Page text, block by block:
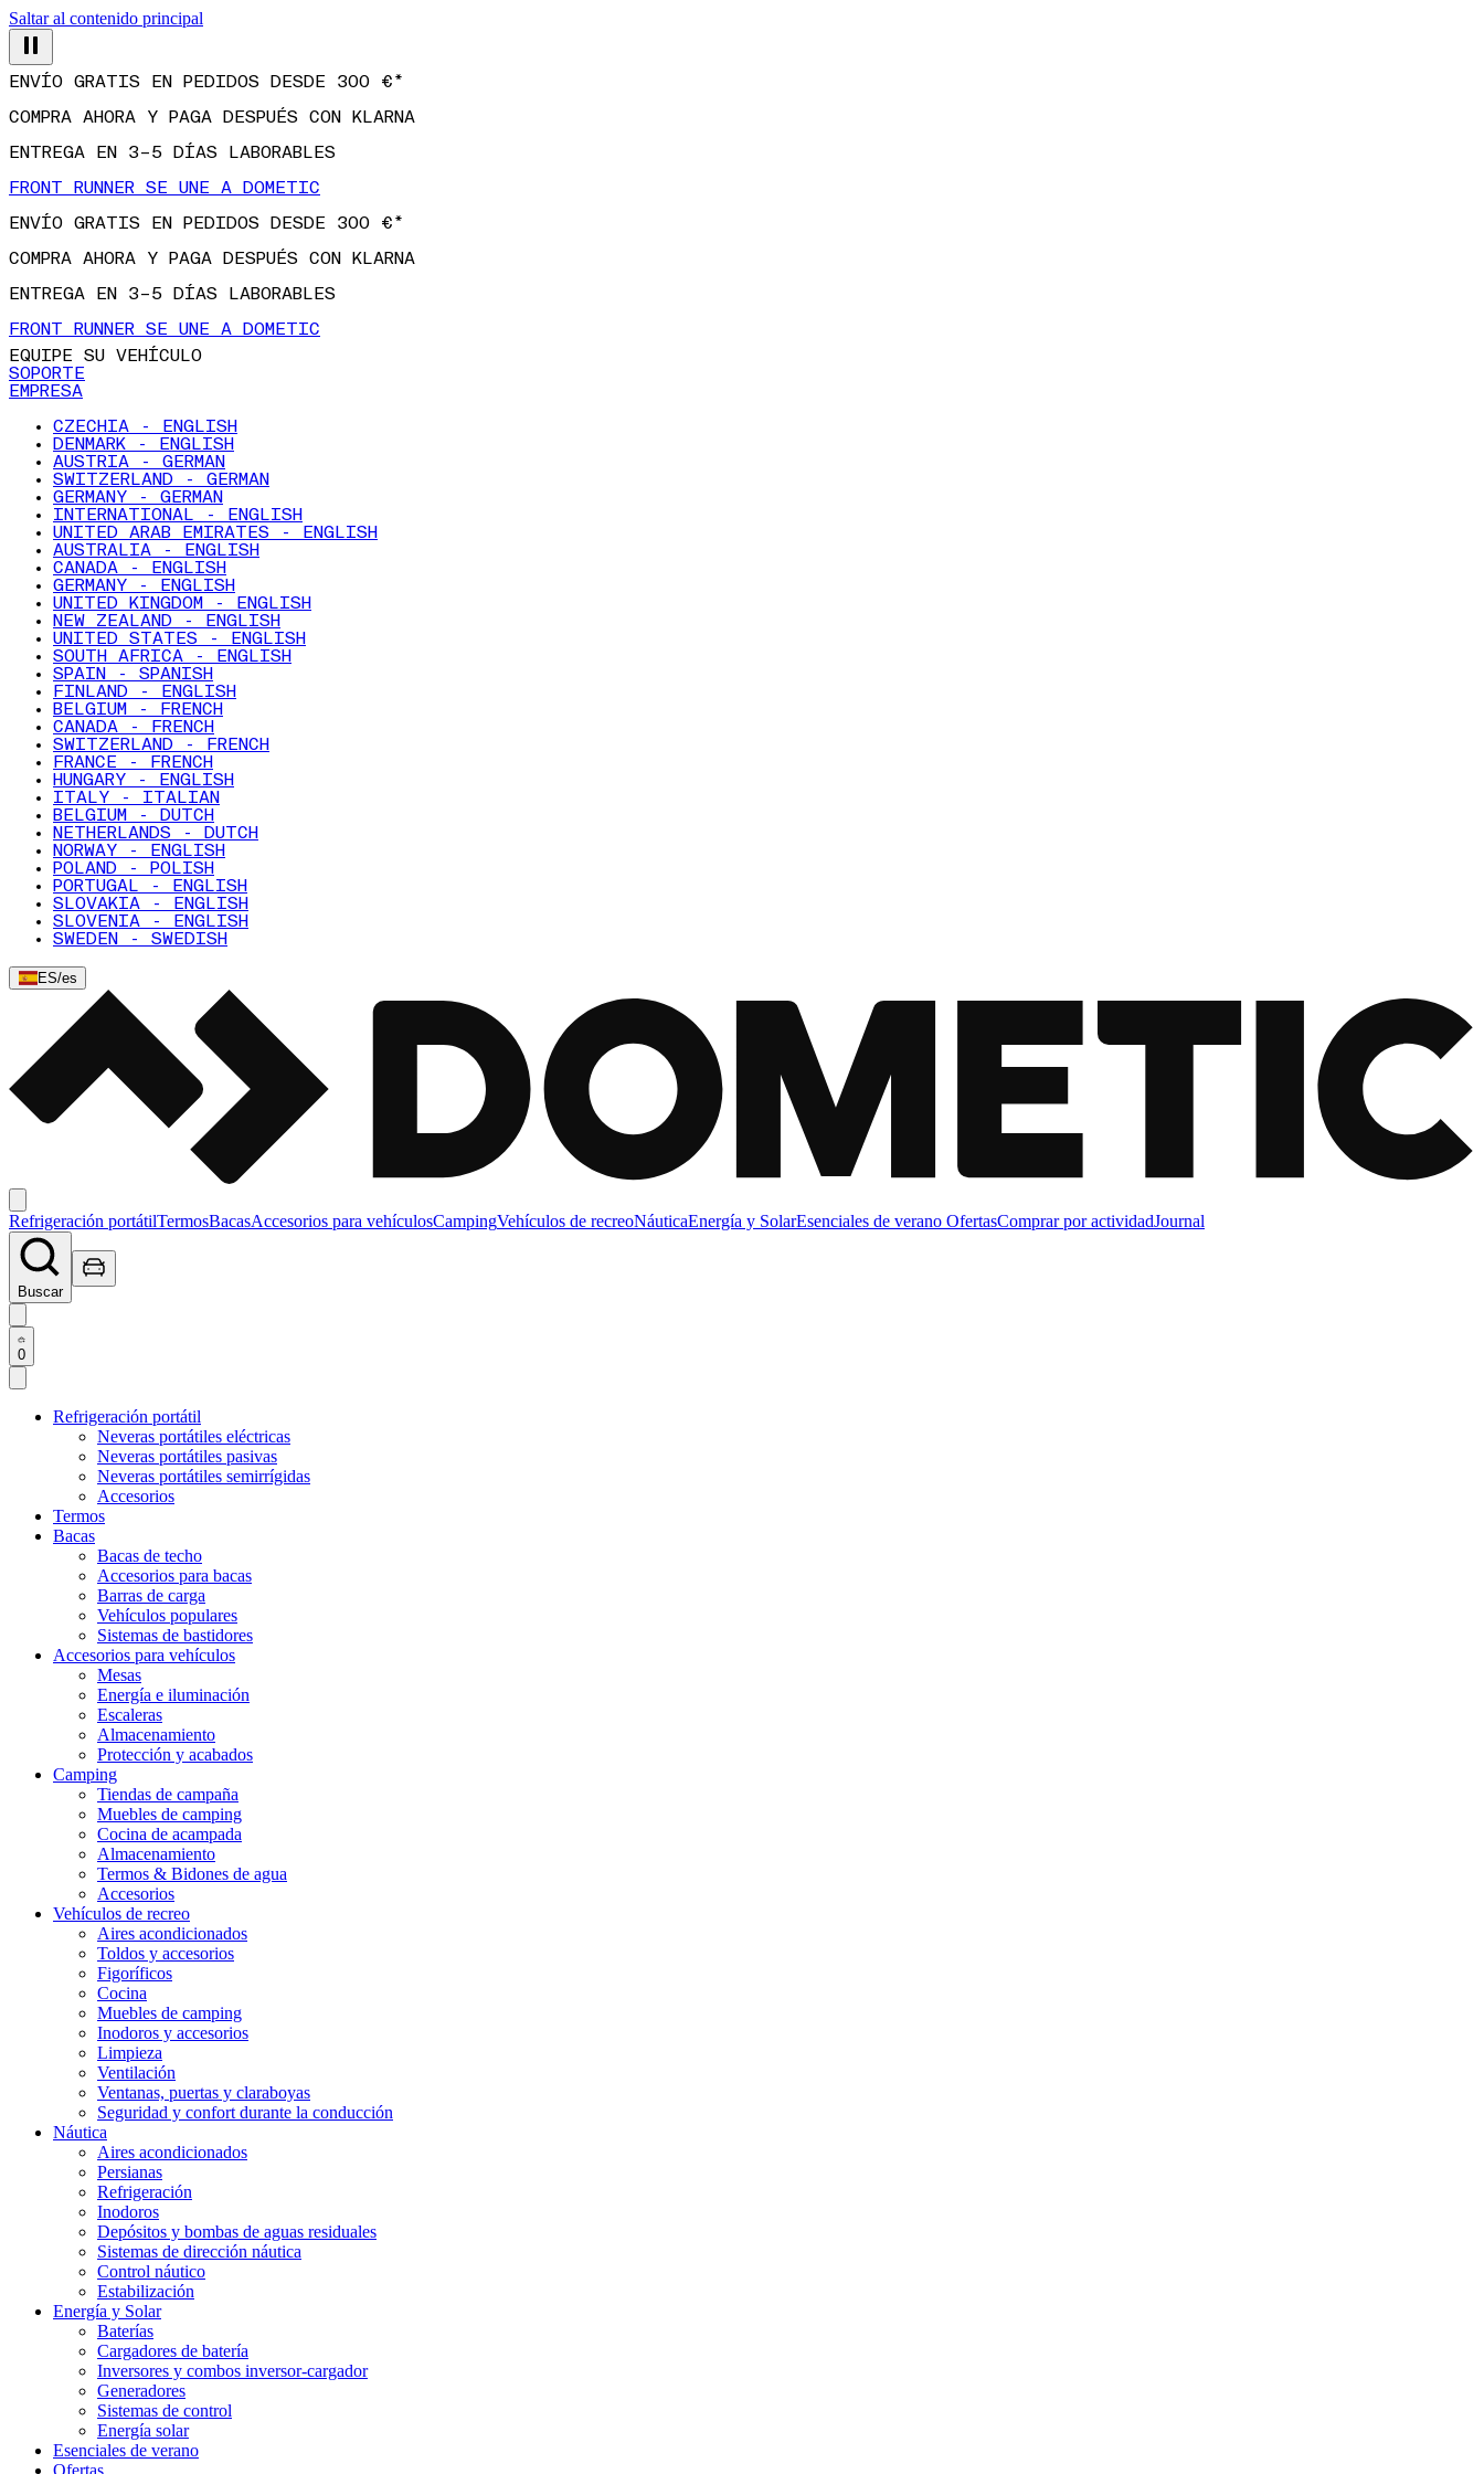
Saltar al contenido principal
ENVÍO GRATIS EN PEDIDOS DESDE 300 €*
COMPRA AHORA Y PAGA DESPUÉS CON KLARNA
ENTREGA EN 3–5 DÍAS LABORABLES
FRONT RUNNER SE UNE A DOMETIC
ENVÍO GRATIS EN PEDIDOS DESDE 300 €*
COMPRA AHORA Y PAGA DESPUÉS CON KLARNA
ENTREGA EN 3–5 DÍAS LABORABLES
FRONT RUNNER SE UNE A DOMETIC
EQUIPE SU VEHÍCULO
SOPORTE
EMPRESA
CZECHIA - ENGLISH
DENMARK - ENGLISH
AUSTRIA - GERMAN
SWITZERLAND - GERMAN
GERMANY - GERMAN
INTERNATIONAL - ENGLISH
UNITED ARAB EMIRATES - ENGLISH
AUSTRALIA - ENGLISH
CANADA - ENGLISH
GERMANY - ENGLISH
UNITED KINGDOM - ENGLISH
NEW ZEALAND - ENGLISH
UNITED STATES - ENGLISH
SOUTH AFRICA - ENGLISH
SPAIN - SPANISH
FINLAND - ENGLISH
BELGIUM - FRENCH
CANADA - FRENCH
SWITZERLAND - FRENCH
FRANCE - FRENCH
HUNGARY - ENGLISH
ITALY - ITALIAN
BELGIUM - DUTCH
NETHERLANDS - DUTCH
NORWAY - ENGLISH
POLAND - POLISH
PORTUGAL - ENGLISH
SLOVAKIA - ENGLISH
SLOVENIA - ENGLISH
SWEDEN - SWEDISH
ES/es
Refrigeración portátilTermosBacasAccesorios para vehículosCampingVehículos de recreoNáuticaEnergía y SolarEsenciales de verano OfertasComprar por actividadJournal
Buscar
0
Refrigeración portátil
Neveras portátiles eléctricas
Neveras portátiles pasivas
Neveras portátiles semirrígidas
Accesorios
Termos
Bacas
Bacas de techo
Accesorios para bacas
Barras de carga
Vehículos populares
Sistemas de bastidores
Accesorios para vehículos
Mesas
Energía e iluminación
Escaleras
Almacenamiento
Protección y acabados
Camping
Tiendas de campaña
Muebles de camping
Cocina de acampada
Almacenamiento
Termos & Bidones de agua
Accesorios
Vehículos de recreo
Aires acondicionados
Toldos y accesorios
Figoríficos
Cocina
Muebles de camping
Inodoros y accesorios
Limpieza
Ventilación
Ventanas, puertas y claraboyas
Seguridad y confort durante la conducción
Náutica
Aires acondicionados
Persianas
Refrigeración
Inodoros
Depósitos y bombas de aguas residuales
Sistemas de dirección náutica
Control náutico
Estabilización
Energía y Solar
Baterías
Cargadores de batería
Inversores y combos inversor-cargador
Generadores
Sistemas de control
Energía solar
Esenciales de verano
Ofertas